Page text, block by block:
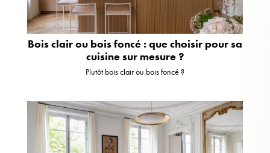
Bois clair ou bois foncé : que choisir pour sa
cuisine sur mesure ?
Plutôt bois clair ou bois foncé ?